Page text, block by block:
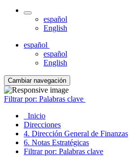
español
English
español
español
English
Cambiar navegación
Filtrar por: Palabras clave
Inicio
Direcciones
4. Dirección General de Finanzas
6. Notas Estratégicas
Filtrar por: Palabras clave